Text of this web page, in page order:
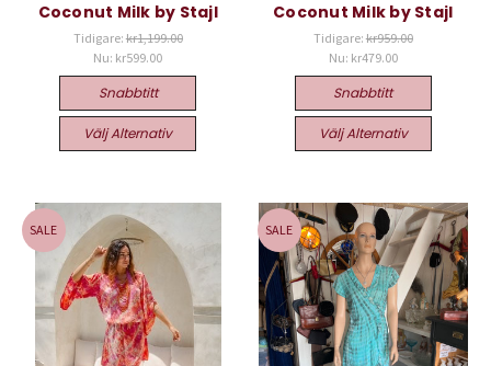
Coconut Milk by Stajl
Tidigare: kr1,199.00
Nu: kr599.00
Snabbtitt
Välj Alternativ
Coconut Milk by Stajl
Tidigare: kr959.00
Nu: kr479.00
Snabbtitt
Välj Alternativ
SALE SALE